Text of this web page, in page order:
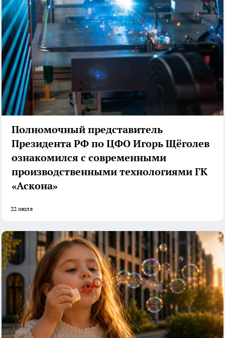
Полномочный представитель
Президента РФ по ЦФО Игорь Щёголев
ознакомился с современными
производственными технологиями ГК
«Аскона»
22 июля